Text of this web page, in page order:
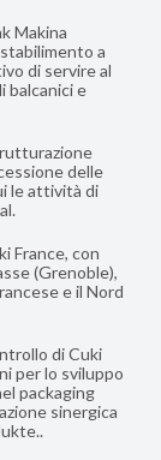
Makina
a
di servire al
balcanici e
delle
le attività di
France, con
(Grenoble),
e il Nord
di Cuki
per lo sviluppo
packaging
sinergica